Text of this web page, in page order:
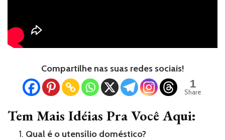
Compartilhe nas suas redes sociais!
1
Share
Tem Mais Idéias Pra Você Aqui:
Qual é o utensílio doméstico?